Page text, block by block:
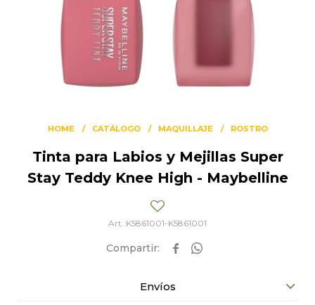
HOME CATÁLOGO MAQUILLAJE ROSTRO
Tinta para Labios y Mejillas Super
Stay Teddy Knee High - Maybelline
K5861001-K5861001
 
Envíos